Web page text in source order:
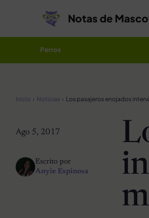
Notas de
Perros
Inicio Noticias
Ago 5, 2017
Escrito por
Anyie Espinosa